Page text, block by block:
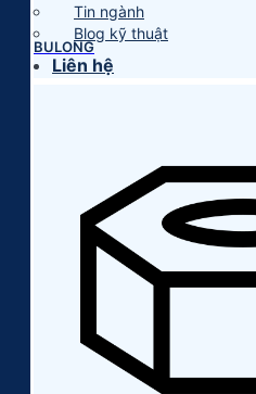
Tin ngành
Blog kỹ thuật
Liên hệ
BULONG